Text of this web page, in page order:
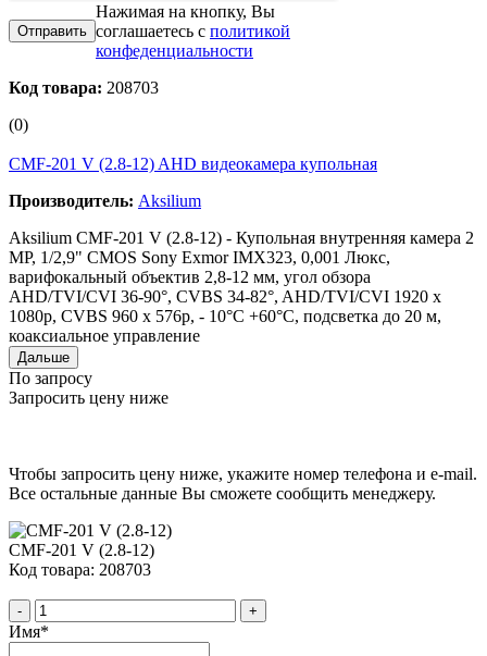
Нажимая на кнопку, Вы
соглашаетесь с политикой
конфеденциальности
Код товара: 208703
(0)
CMF-201 V (2.8-12) AHD видеокамера купольная
Производитель: Aksilium
Aksilium CMF-201 V (2.8-12) - Купольная внутренняя камера 2
MP, 1/2,9" CMOS Sony Exmor IMX323, 0,001 Люкс,
варифокальный объектив 2,8-12 мм, угол обзора
AHD/TVI/CVI 36-90°, CVBS 34-82°, AHD/TVI/CVI 1920 x
1080p, CVBS 960 x 576p, - 10°C +60°C, подсветка до 20 м,
коаксиальное управление
Дальше
По запросу
Запросить цену ниже
Чтобы запросить цену ниже, укажите номер телефона и e-mail.
Все остальные данные Вы сможете сообщить менеджеру.
CMF-201 V (2.8-12)
Код товара: 208703
- +
Имя*